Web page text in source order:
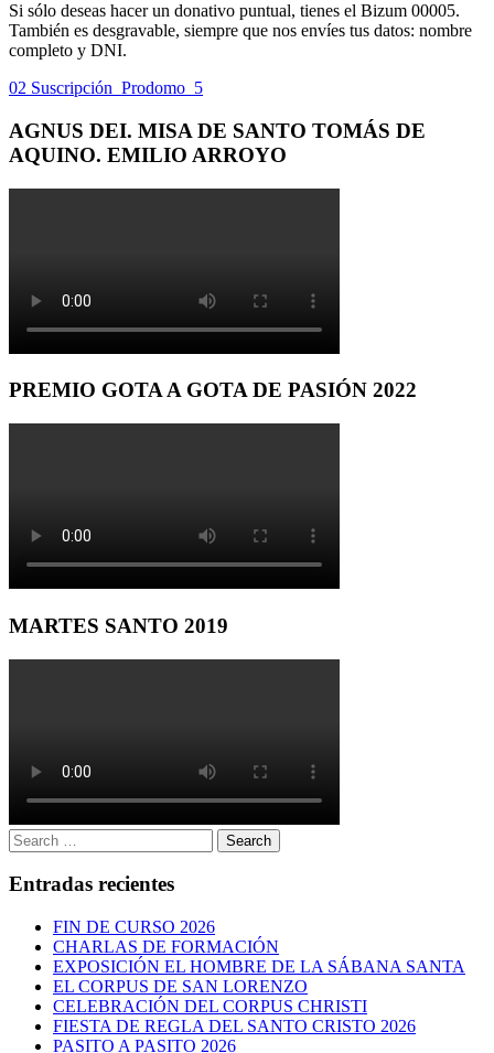
Si sólo deseas hacer un donativo puntual, tienes el Bizum 00005.
También es desgravable, siempre que nos envíes tus datos: nombre
completo y DNI.
02 Suscripción_Prodomo_5
AGNUS DEI. MISA DE SANTO TOMÁS DE
AQUINO. EMILIO ARROYO
PREMIO GOTA A GOTA DE PASIÓN 2022
MARTES SANTO 2019
Search
for:
Search
Entradas recientes
FIN DE CURSO 2026
CHARLAS DE FORMACIÓN
EXPOSICIÓN EL HOMBRE DE LA SÁBANA SANTA
EL CORPUS DE SAN LORENZO
CELEBRACIÓN DEL CORPUS CHRISTI
FIESTA DE REGLA DEL SANTO CRISTO 2026
PASITO A PASITO 2026